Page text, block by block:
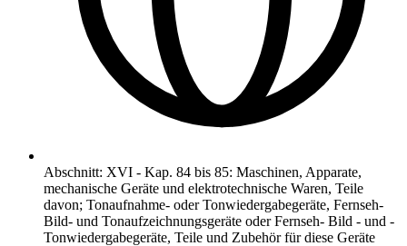
Abschnitt: XVI - Kap. 84 bis 85: Maschinen, Apparate,
mechanische Geräte und elektrotechnische Waren, Teile
davon; Tonaufnahme- oder Tonwiedergabegeräte, Fernseh-
Bild- und Tonaufzeichnungsgeräte oder Fernseh- Bild - und -
Tonwiedergabegeräte, Teile und Zubehör für diese Geräte